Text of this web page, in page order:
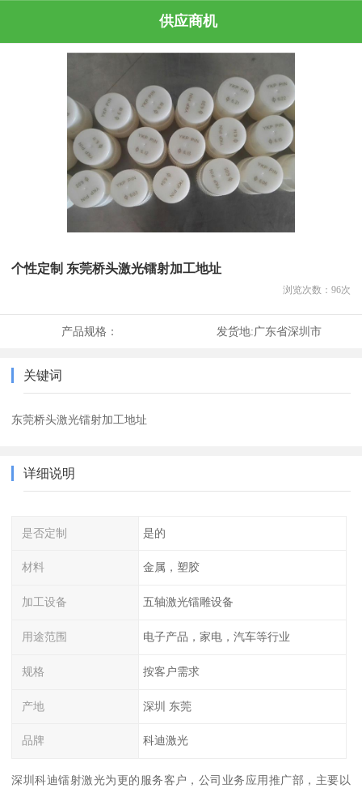
供应商机
个性定制 东莞桥头激光镭射加工地址
浏览次数： 96次
产品规格： 发货地:广东省深圳市
关键词
东莞桥头激光镭射加工地址
详细说明
是否定制 是的
材料 金属，塑胶
加工设备 五轴激光镭雕设备
用途范围 电子产品，家电，汽车等行业
规格 按客户需求
产地 深圳 东莞
品牌 科迪激光
深圳科迪镭射激光为更的服务客户，公司业务应用推广部，主要以